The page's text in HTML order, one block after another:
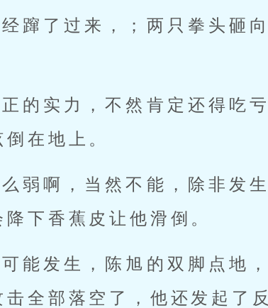
蹿了过来，；两只拳头砸
的实力，不然肯定还得吃
在地上。
弱啊，当然不能，除非发
下香蕉皮让他滑倒。
能发生，陈旭的双脚点地
全部落空了，他还发起了